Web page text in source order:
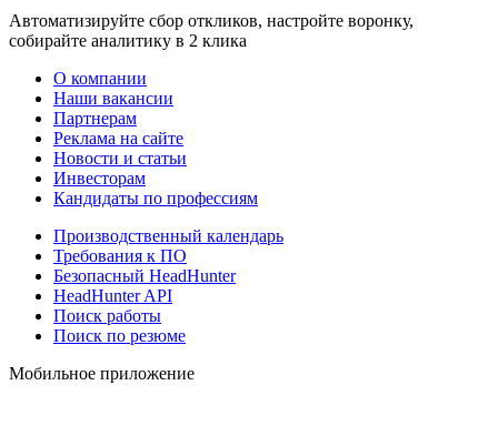
Автоматизируйте сбор откликов, настройте воронку,
собирайте аналитику в 2 клика
О компании
Наши вакансии
Партнерам
Реклама на сайте
Новости и статьи
Инвесторам
Кандидаты по профессиям
Производственный календарь
Требования к ПО
Безопасный HeadHunter
HeadHunter API
Поиск работы
Поиск по резюме
Мобильное приложение